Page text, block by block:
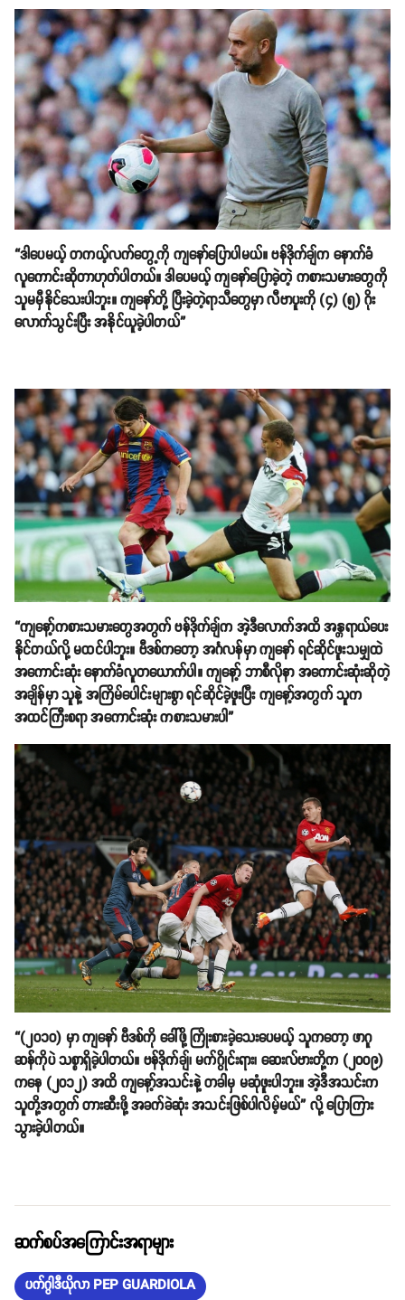
“ဒါပေမယ့် တကယ့်လက်တွေ့ကို ကျနော်ပြောပါမယ်။ ဗန်ဒိုက်ချ်က နောက်ခံ
လူကောင်းဆိုတာဟုတ်ပါတယ်။ ဒါပေမယ့် ကျနော်ပြောခဲ့တဲ့ ကစားသမားတွေကို
သူမမှီနိုင်သေးပါဘူး။ ကျနော်တို့ ပြီးခဲ့တဲ့ရာသီတွေမှာ လီဗာပူးကို (၄) (၅) ဂိုး
လောက်သွင်းပြီး အနိုင်ယူခဲ့ပါတယ်”
“ကျနော့်ကစားသမားတွေအတွက် ဗန်ဒိုက်ချ်က အဲ့ဒီလောက်အထိ အန္တရာယ်ပေး
နိုင်တယ်လို့ မထင်ပါဘူး။ ဗီဒစ်ကတော့ အင်္ဂလန်မှာ ကျနော် ရင်ဆိုင်ဖူးသမျှထဲ
အကောင်းဆုံး နောက်ခံလူတယောက်ပါ။ ကျနော့် ဘာစီလိုနာ အကောင်းဆုံးဆိုတဲ့
အချိန်မှာ သူနဲ့ အကြိမ်ပေါင်းများစွာ ရင်ဆိုင်ခဲ့ဖူးပြီး ကျနော့်အတွက် သူက
အထင်ကြီးစရာ အကောင်းဆုံး ကစားသမားပါ”
“(၂၀၁၀) မှာ ကျနော် ဗီဒစ်ကို ခေါ်ဖို့ ကြိုးစားခဲ့သေးပေမယ့် သူကတော့ ဖာဂူ
ဆန်ကိုပဲ သစ္စာရှိခဲ့ပါတယ်။ ဗန်ဒိုက်ချ်၊ မက်ဂွိုင်းရား၊ ဆေးလ်ဗားတို့က (၂၀၀၉)
ကနေ (၂၀၁၂) အထိ ကျနော့်အသင်းနဲ့ တခါမှ မဆုံဖူးပါဘူး။ အဲ့ဒီအသင်းက
သူတို့အတွက် တားဆီးဖို့ အခက်ခဲဆုံး အသင်းဖြစ်ပါလိမ့်မယ်” လို့ ပြောကြား
သွားခဲ့ပါတယ်။
ဆက်စပ်အကြောင်းအရာများ
ပက်ဂွါဒီယိုလာ PEP GUARDIOLA